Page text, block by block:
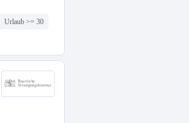
Urlaub >= 30